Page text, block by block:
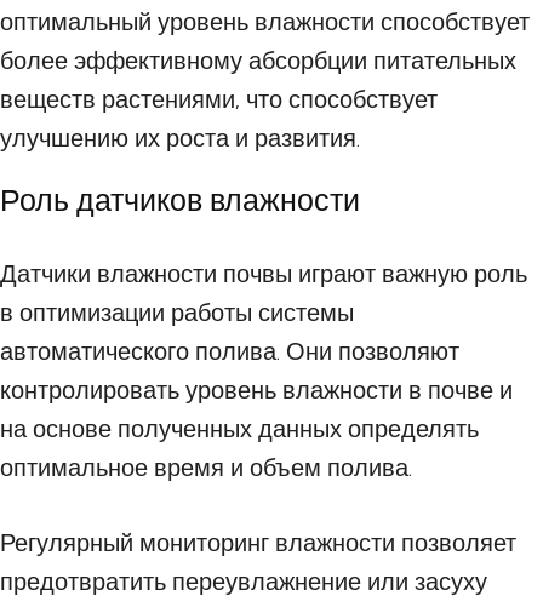
оптимальный уровень влажности способствует
более эффективному абсорбции питательных
веществ растениями, что способствует
улучшению их роста и развития.
Роль датчиков влажности
Датчики влажности почвы играют важную роль
в оптимизации работы системы
автоматического полива. Они позволяют
контролировать уровень влажности в почве и
на основе полученных данных определять
оптимальное время и объем полива.
Регулярный мониторинг влажности позволяет
предотвратить переувлажнение или засуху